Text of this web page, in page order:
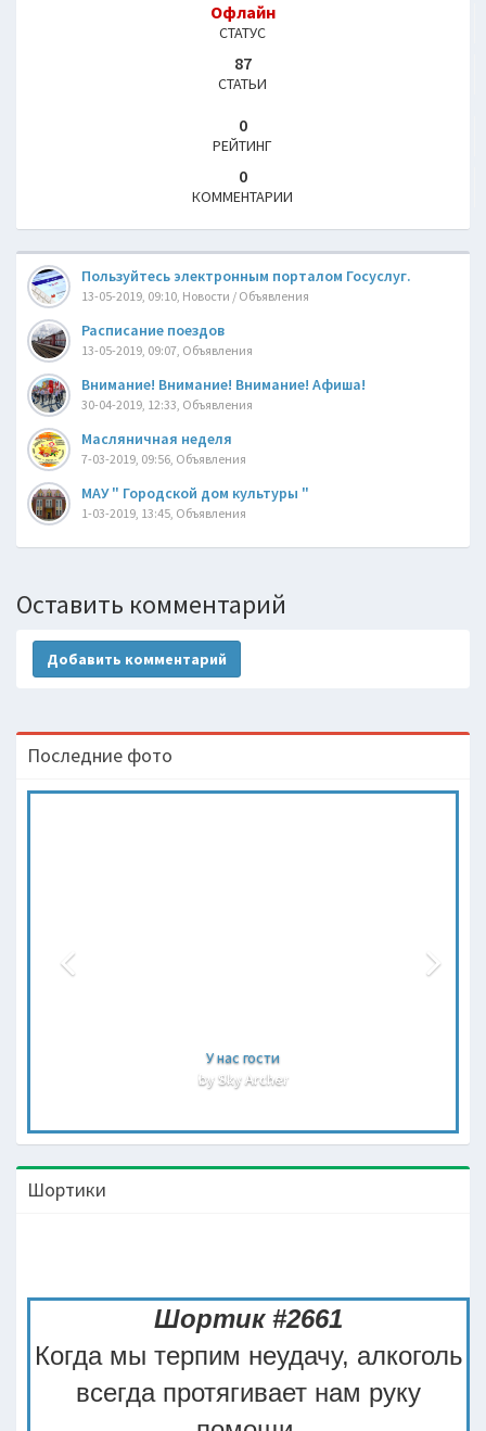
Офлайн
СТАТУС
87
СТАТЬИ
0
РЕЙТИНГ
0
КОММЕНТАРИИ
Пользуйтесь электронным порталом Госуслуг.
13-05-2019, 09:10, Новости / Объявления
Расписание поездов
13-05-2019, 09:07, Объявления
Внимание! Внимание! Внимание! Афиша!
30-04-2019, 12:33, Объявления
Масляничная неделя
7-03-2019, 09:56, Объявления
МАУ " Городской дом культуры "
1-03-2019, 13:45, Объявления
Оставить комментарий
Добавить комментарий
Последние фото
У нас гости
by Sky Archer
Шортики
Шортик #2661
Когда мы терпим неудачу, алкоголь
всегда протягивает нам руку